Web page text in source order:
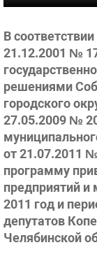
В
21.12.2001 №
решениями
городского
27.05.2009 №
от 21.07.2011
программу
предприятий и
2011 год и
депутатов
Челябинской